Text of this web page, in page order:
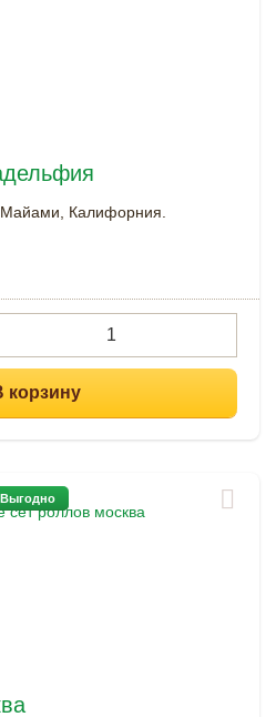
Калифорния.
Выгодно